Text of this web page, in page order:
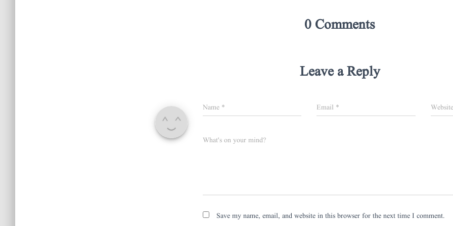
0 Comments
Leave a Reply
Name * Email * Website
What's on your mind?
Save my name, email, and website in this browser for the next time I comment.